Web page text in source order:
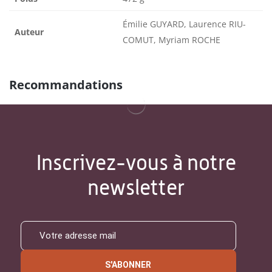
Auteur
Émilie GUYARD, Laurence RIU-
COMUT, Myriam ROCHE
Recommandations
Inscrivez-vous à notre
newsletter
S'ABONNER